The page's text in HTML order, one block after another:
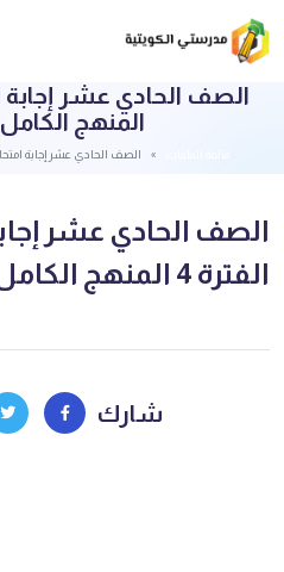
المنهج الكامل 2015-2016
الصف الحادي عشر إجابة امتحان عربية الفترة 4
الصف الحادي عشر
الفترة 4 المنهج الكامل 2015-2016
شارك